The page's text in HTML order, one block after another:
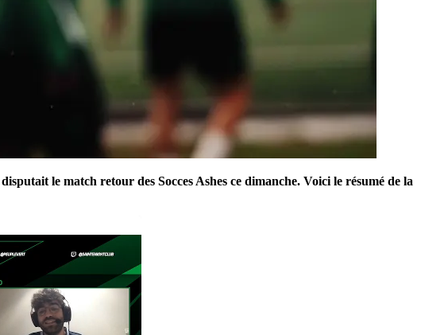
le match retour des Socces Ashes ce dimanche. Voici le résumé de la